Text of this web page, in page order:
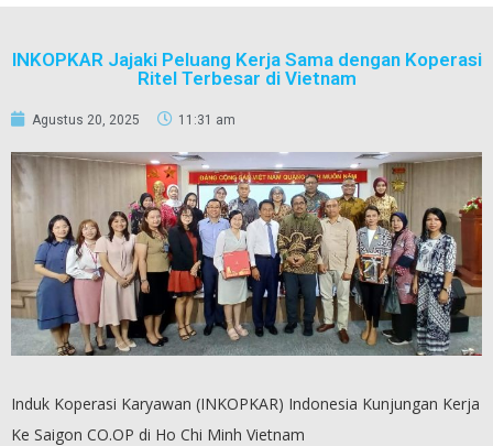
INKOPKAR Jajaki Peluang Kerja Sama dengan Koperasi
Ritel Terbesar di Vietnam
Agustus 20, 2025 11:31 am
Induk Koperasi Karyawan (INKOPKAR) Indonesia Kunjungan Kerja
Ke Saigon CO.OP di Ho Chi Minh Vietnam